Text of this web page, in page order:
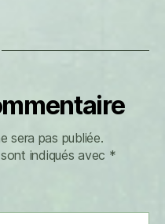
sera pas publiée.
indiqués avec *